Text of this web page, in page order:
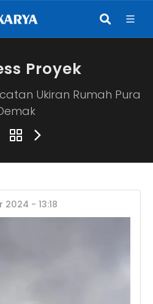
Proyek
Ukiran Rumah Pura
2024 - 13:18